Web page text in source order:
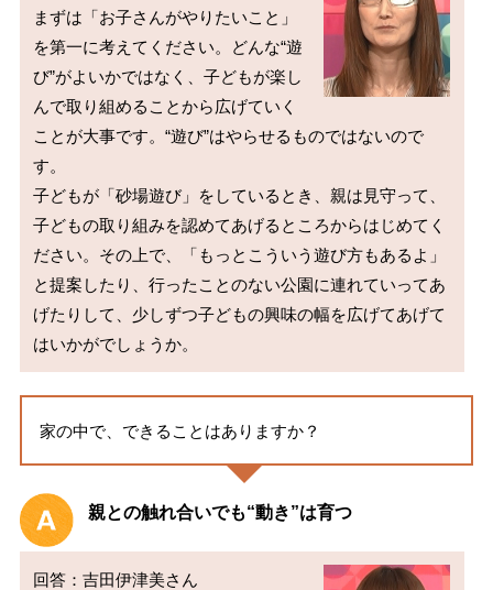
まずは「お子さんがやりたいこと」
を第一に考えてください。どんな“遊
び”がよいかではなく、子どもが楽し
んで取り組めることから広げていく
ことが大事です。“遊び”はやらせるものではないので
す。
子どもが「砂場遊び」をしているとき、親は見守って、
子どもの取り組みを認めてあげるところからはじめてく
ださい。その上で、「もっとこういう遊び方もあるよ」
と提案したり、行ったことのない公園に連れていってあ
げたりして、少しずつ子どもの興味の幅を広げてあげて
家の中で、できることはありますか？
親との触れ合いでも“動き”は育つ
回答：吉田伊津美さん